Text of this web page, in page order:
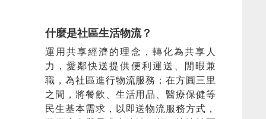
什麼是社區生活物流？
運用共享經濟的理念，轉化為共享人
力，愛鄰快送提供便利運送、閒暇兼
職，為社區進行物流服務；在方圓三里
之間，將餐飲、生活用品、醫療保健等
民生基本需求，以即送物流服務方式，